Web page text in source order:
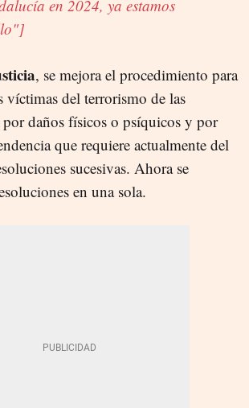
en 2024, ya estamos
, se mejora el procedimiento para
víctimas del terrorismo de las
daños físicos o psíquicos y por
que requiere actualmente del
sucesivas. Ahora se
en una sola.